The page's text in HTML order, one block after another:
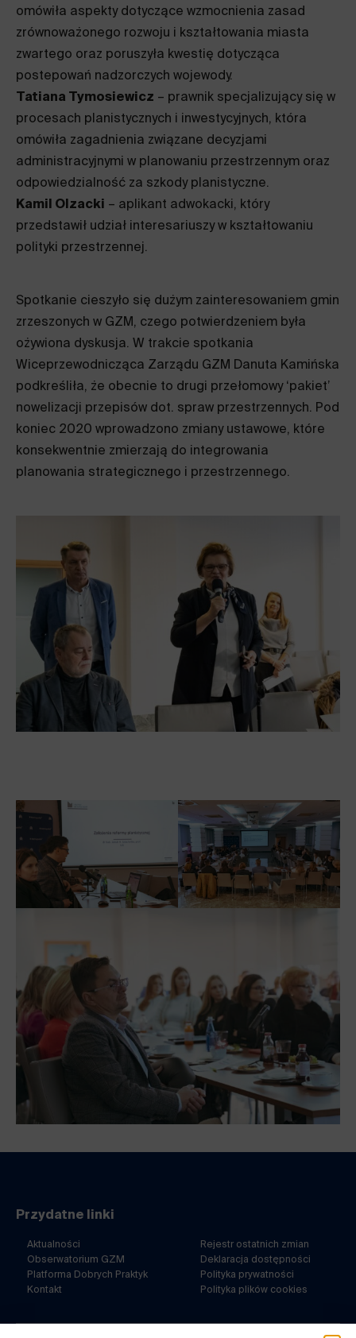
omówiła aspekty dotyczące wzmocnienia zasad
zrównoważonego rozwoju i kształtowania miasta
zwartego oraz poruszyła kwestię dotycząca
postepowań nadzorczych wojewody.
Tatiana Tymosiewicz – prawnik specjalizujący się w
procesach planistycznych i inwestycyjnych, która
omówiła zagadnienia związane decyzjami
administracyjnymi w planowaniu przestrzennym oraz
odpowiedzialność za szkody planistyczne.
Kamil Olzacki – aplikant adwokacki, który
przedstawił udział interesariuszy w kształtowaniu
polityki przestrzennej.
Spotkanie cieszyło się dużym zainteresowaniem gmin
zrzeszonych w GZM, czego potwierdzeniem była
ożywiona dyskusja. W trakcie spotkania
Wiceprzewodnicząca Zarządu GZM Danuta Kamińska
podkreśliła, że obecnie to drugi przełomowy ‘pakiet’
nowelizacji przepisów dot. spraw przestrzennych. Pod
koniec 2020 wprowadzono zmiany ustawowe, które
konsekwentnie zmierzają do integrowania
planowania strategicznego i przestrzennego.
Przydatne linki
Aktualności
Obserwatorium GZM
Platforma Dobrych Praktyk
Kontakt
Rejestr ostatnich zmian
Deklaracja dostępności
Polityka prywatności
Polityka plików cookies